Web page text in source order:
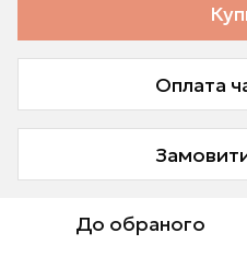
Оплата
До обраного